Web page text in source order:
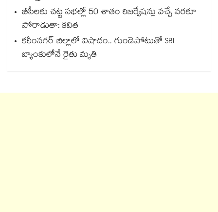
బీసీలకు చట్ట సభల్లో 50 శాతం రిజర్వేషన్లు వచ్చే వరకూ
పోరాడుతా: కవిత
కరీంనగర్ జిల్లాలో విషాదం.. గుండెపోటుతో SBI
బ్యాంకులోనే రైతు మృతి